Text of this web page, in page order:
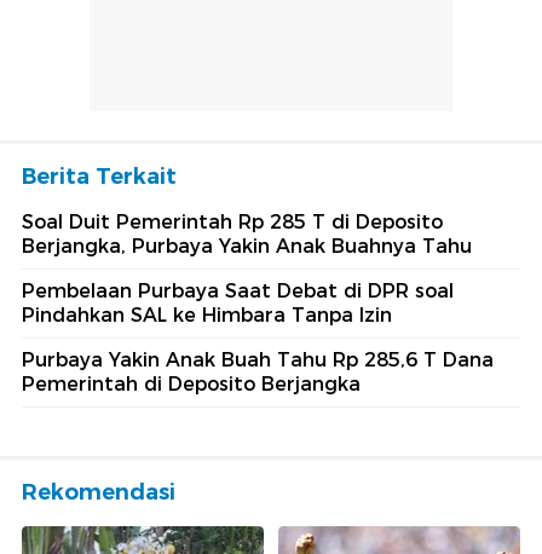
Berita Terkait
Soal Duit Pemerintah Rp 285 T di Deposito
Berjangka, Purbaya Yakin Anak Buahnya Tahu
Pembelaan Purbaya Saat Debat di DPR soal
Pindahkan SAL ke Himbara Tanpa Izin
Purbaya Yakin Anak Buah Tahu Rp 285,6 T Dana
Pemerintah di Deposito Berjangka
Rekomendasi